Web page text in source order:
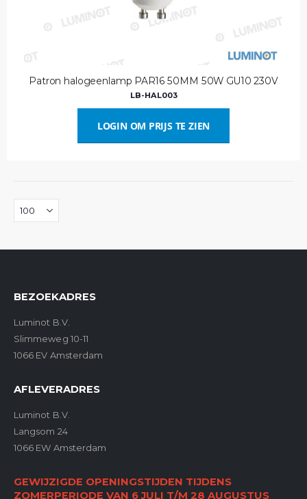
Patron halogeenlamp PAR16 50MM 50W GU10 230V
LB-HAL003
LOGIN OM PRIJS TE ZIEN
BEZOEKADRES
Luminot B.V.
Slimmeweg 10-11
1066 EV Amsterdam
AFLEVERADRES
Luminot B.V.
Langsom 24
1066 EW Amsterdam
GEWIJZIGDE OPENINGSTIJDEN TIJDENS
ZOMERPERIODE VAN 6 JULI T/M 28 AUGUSTUS